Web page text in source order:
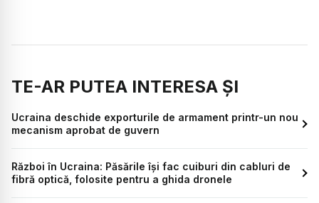
TE-AR PUTEA INTERESA ȘI
Ucraina deschide exporturile de armament printr-un nou
mecanism aprobat de guvern
Război în Ucraina: Păsările își fac cuiburi din cabluri de
fibră optică, folosite pentru a ghida dronele